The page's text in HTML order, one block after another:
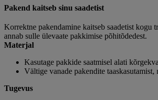
Pakend kaitseb sinu saadetist
Korrektne pakendamine kaitseb saadetist kogu
annab sulle ülevaate pakkimise põhitõdedest.
Materjal
Kasutage pakkide saatmisel alati
Vältige vanade pakendite
Tugevus